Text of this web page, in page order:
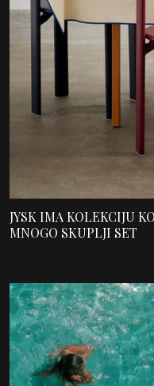
JYSK IMA KOLEKCIJU
MNOGO SKUPLJI SET